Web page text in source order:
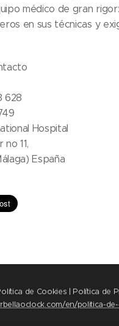
médico de gran rigor:
en sus técnicas y
628
Hospital
11,
España
de Cookies | Política de
en/politica-